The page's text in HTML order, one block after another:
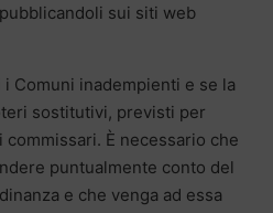
sui siti web
Comuni inadempienti e se la
sostitutivi, previsti per
È necessario che
puntualmente conto del
e che venga ad essa